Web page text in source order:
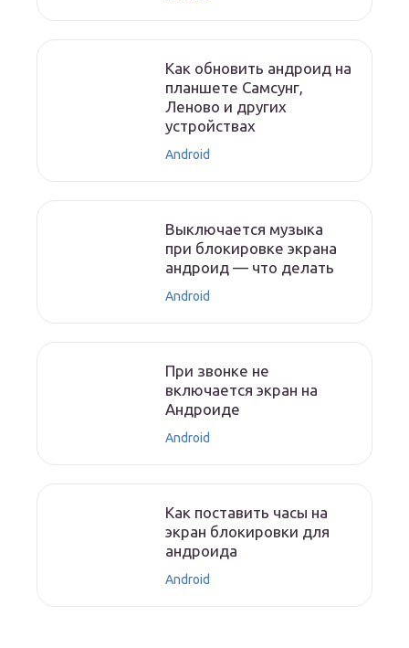
Как обновить андроид на
планшете Самсунг,
Леново и других
устройствах
Android
Выключается музыка
при блокировке экрана
андроид — что делать
Android
При звонке не
включается экран на
Андроиде
Android
Как поставить часы на
экран блокировки для
андроида
Android